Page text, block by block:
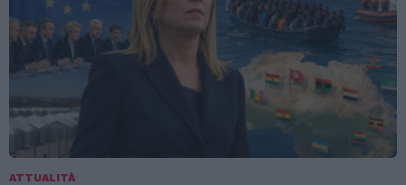
ATTUALITÀ